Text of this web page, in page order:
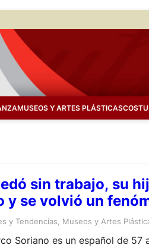
MUSEOS Y ARTES PLÁSTICAS
sin trabajo, su
y se volvió un
y Tendencias Museos y Artes
Soriano es un español de